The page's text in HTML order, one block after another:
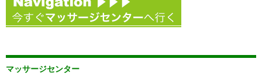
マッサージセンター